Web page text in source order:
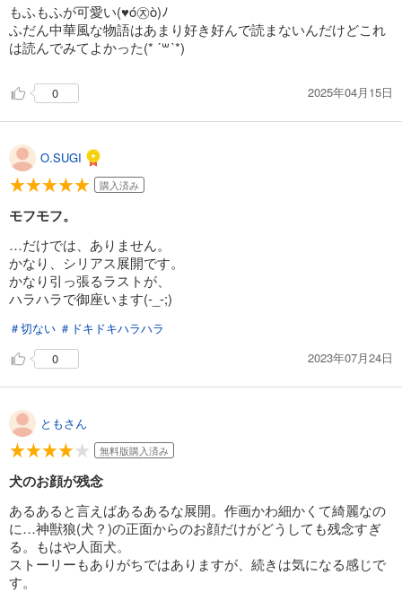
もふもふが可愛い(♥ó㉨ò)ﾉ
ふだん中華風な物語はあまり好き好んで読まないんだけどこれ
は読んでみてよかった(* ˊ꒳ˋ*)
0 2025年04月15日
O.SUGI
購入済み
モフモフ。
…だけでは、ありません。
かなり、シリアス展開です。
かなり引っ張るラストが、
ハラハラで御座います(-_-;)
＃切ない ＃ドキドキハラハラ
0
2023年07月24日
ともさん
無料版購入済み
犬のお顔が残念
あるあると言えばあるあるな展開。作画かわ細かくて綺麗なの
に…神獣狼(犬？)の正面からのお顔だけがどうしても残念すぎ
る。もはや人面犬。
ストーリーもありがちではありますが、続きは気になる感じで
す。